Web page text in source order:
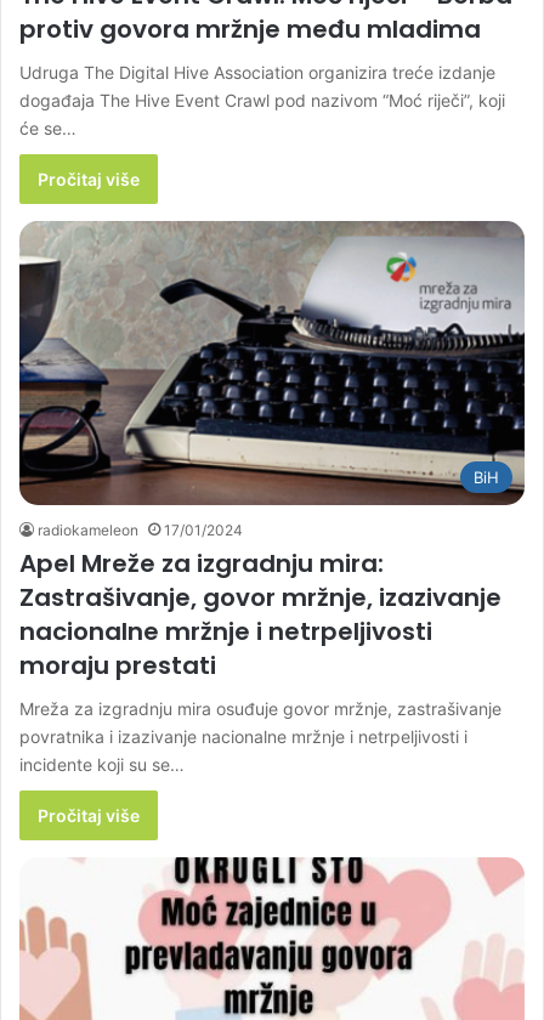
protiv govora mržnje među mladima
Udruga The Digital Hive Association organizira treće izdanje
događaja The Hive Event Crawl pod nazivom “Moć riječi”, koji
će se…
Pročitaj više
BiH
radiokameleon 17/01/2024
Apel Mreže za izgradnju mira:
Zastrašivanje, govor mržnje, izazivanje
nacionalne mržnje i netrpeljivosti
moraju prestati
Mreža za izgradnju mira osuđuje govor mržnje, zastrašivanje
povratnika i izazivanje nacionalne mržnje i netrpeljivosti i
incidente koji su se…
Pročitaj više